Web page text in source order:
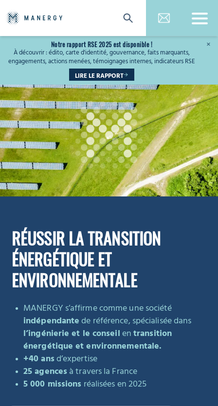
Notre rapport RSE 2025 est disponible !
À découvrir : édito, carte d'identité, gouvernance, faits marquants,
engagements, actions menées, témoignages internes, indicateurs RSE
LIRE LE RAPPORT
×
RÉUSSIR LA TRANSITION
ÉNERGÉTIQUE ET
ENVIRONNEMENTALE
MANERGY s’affirme comme une société
indépendante de référence, spécialisée dans
l’ingénierie et le conseil
entransition
énergétique et environnementale.
+40 ansd’expertise
25 agences à travers la France
5 000 missions réalisées en 2025